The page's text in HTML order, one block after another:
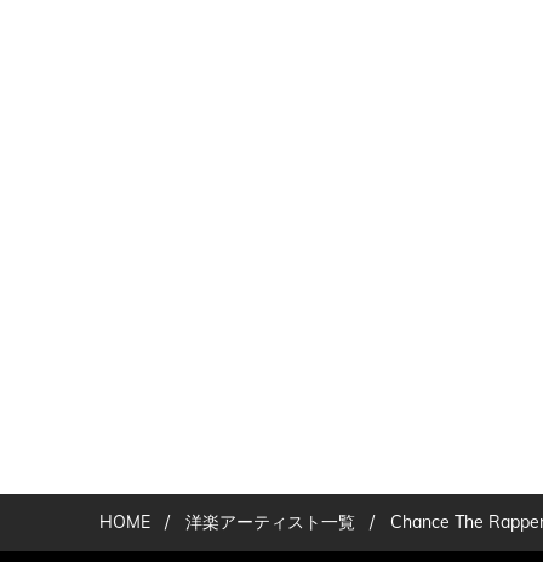
HOME / 洋楽アーティスト一覧 / Chance The